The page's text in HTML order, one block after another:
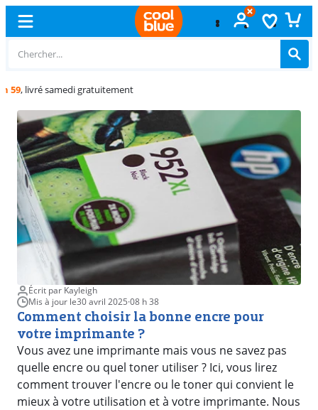
Écrit par Kayleigh
Mis à jour le30 avril 2025·08 h 38
Comment choisir la bonne encre pour
votre imprimante ?
Vous avez une imprimante mais vous ne savez pas
quelle encre ou quel toner utiliser ? Ici, vous lirez
comment trouver l'encre ou le toner qui convient le
mieux à votre utilisation et à votre imprimante. Nous